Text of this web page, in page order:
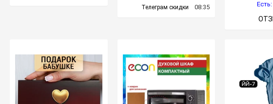
Телеграм скидки 08:35